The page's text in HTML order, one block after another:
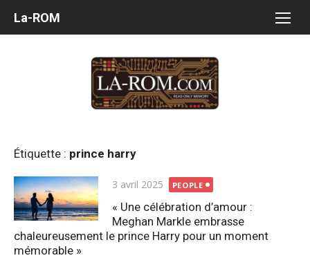
La-ROM
Étiquette : prince harry
Publié
3 avril 2025 PEOPLE
« Une célébration d’amour :
Meghan Markle embrasse
chaleureusement le prince Harry pour un moment
mémorable »